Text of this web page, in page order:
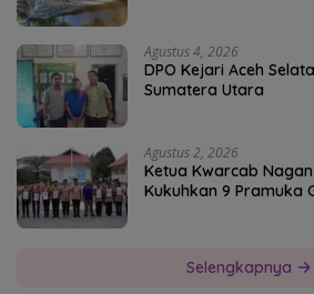
Agustus 4, 2026
DPO Kejari Aceh
Sumatera Utara
Agustus 2, 2026
Ketua Kwarcab
Kukuhkan 9 Pramuka
Selengkapnya